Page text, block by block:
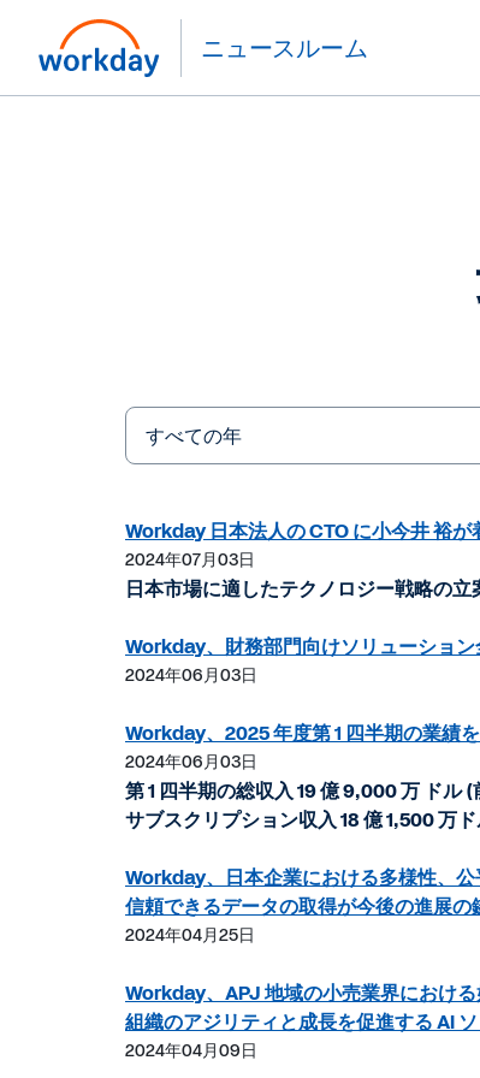
ニュースルーム
Year
ー
ド
Workday 日本法人の CTO に小今井 裕が
2024年07月03日
日本市場に適したテクノロジー戦略の
Workday、財務部門向けソリューショ
2024年06月03日
Workday、2025 年度第 1 四半期の業績
2024年06月03日
第 1 四半期の総収入 19 億 9,000 万 ドル (
サブスクリプション収入 18 億 1,500 万
Workday、日本企業における多様性、
信頼できるデータの取得が今後の進展の
2024年04月25日
Workday、APJ 地域の小売業界におけ
組織のアジリティと成長を促進する AI
2024年04月09日